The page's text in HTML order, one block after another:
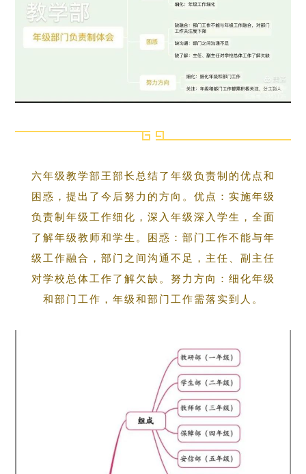
六年级教学部王部长总结了年级负责制的优点和
困惑，提出了今后努力的方向。优点：实施年级
负责制年级工作细化，深入年级深入学生，全面
了解年级教师和学生。困惑：部门工作不能与年
级工作融合，部门之间沟通不足，主任、副主任
对学校总体工作了解欠缺。努力方向：细化年级
和部门工作，年级和部门工作需落实到人。